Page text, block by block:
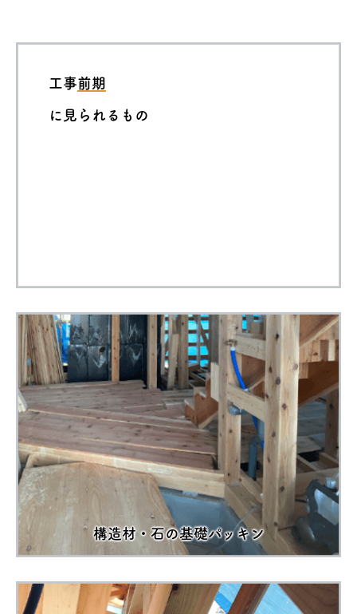
工事前期
に見られるもの
構造材・石の基礎パッキン